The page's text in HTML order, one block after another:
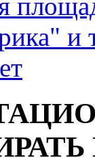
и